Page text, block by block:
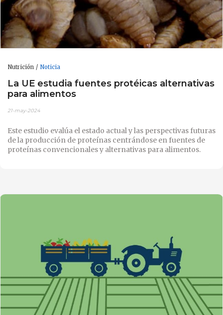
Nutrición Noticia
La UE estudia fuentes protéicas alternativas
para alimentos
21-may-2024
Este estudio evalúa el estado actual y las perspectivas futuras
de la producción de proteínas centrándose en fuentes de
proteínas convencionales y alternativas para alimentos.